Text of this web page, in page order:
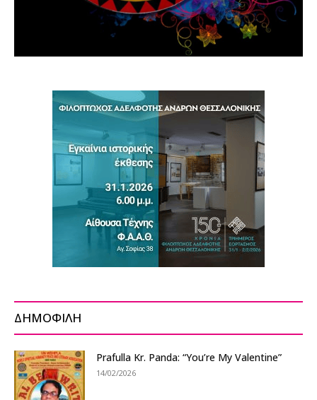
ΔΗΜΟΦΙΛΗ
Prafulla Kr. Panda: “You’re My Valentine”
14/02/2026